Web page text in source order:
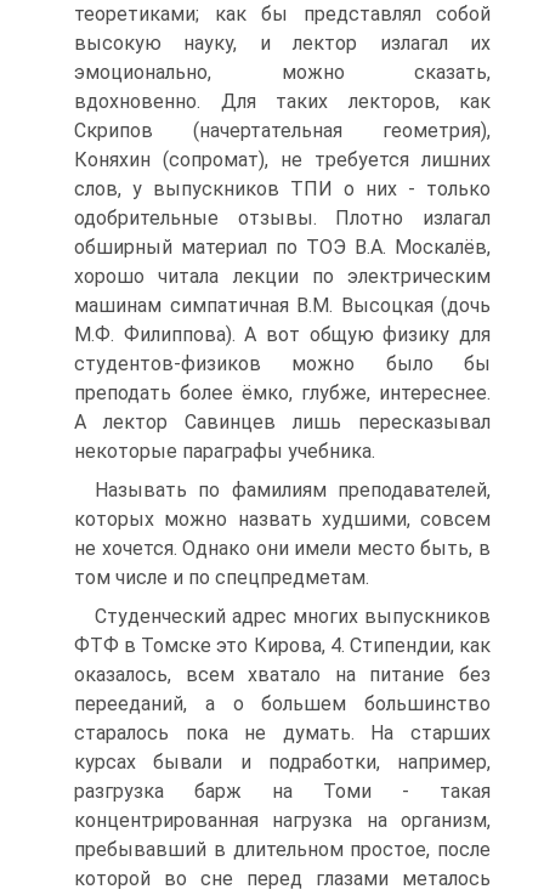
теоретиками; как бы представлял собой
высокую науку, и лектор излагал их
эмоционально, можно сказать,
вдохновенно. Для таких лекторов, как
Скрипов (начертательная геометрия),
Коняхин (сопромат), не требуется лишних
слов, у выпускников ТПИ о них - только
одобрительные отзывы. Плотно излагал
обширный материал по ТОЭ В.А. Москалёв,
хорошо читала лекции по электрическим
машинам симпатичная В.М. Высоцкая (дочь
М.Ф. Филиппова). А вот общую физику для
студентов-физиков можно было бы
преподать более ёмко, глубже, интереснее.
А лектор Савинцев лишь пересказывал
некоторые параграфы учебника.
Называть по фамилиям преподавателей,
которых можно назвать худшими, совсем
не хочется. Однако они имели место быть, в
том числе и по спецпредметам.
Студенческий адрес многих выпускников
ФТФ в Томске это Кирова, 4. Стипендии, как
оказалось, всем хватало на питание без
перееданий, а о большем большинство
старалось пока не думать. На старших
курсах бывали и подработки, например,
разгрузка барж на Томи - такая
концентрированная нагрузка на организм,
пребывавший в длительном простое, после
которой во сне перед глазами металось